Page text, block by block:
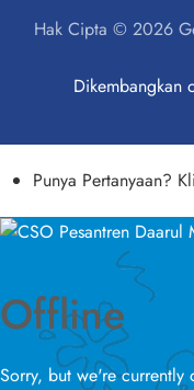
Hak Cipta © 2026
Dikembangkan
Punya Pertanyaan?
Offline
Sorry, but we're